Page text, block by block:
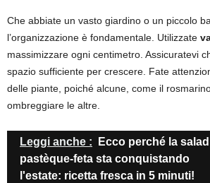
Che abbiate un vasto giardino o un piccolo
l’organizzazione è fondamentale. Utilizzate
massimizzare ogni centimetro. Assicuratevi
spazio sufficiente per crescere. Fate
delle piante, poiché alcune, come il
ombreggiare le altre.
Leggi anche :
Ecco perché la salad
pastèque-feta sta conquistando
l'estate: ricetta fresca in 5 minuti!